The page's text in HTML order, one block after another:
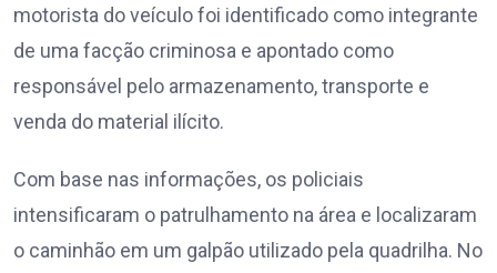
motorista do veículo foi identificado como integrante
de uma facção criminosa e apontado como
responsável pelo armazenamento, transporte e
venda do material ilícito.
Com base nas informações, os policiais
intensificaram o patrulhamento na área e localizaram
o caminhão em um galpão utilizado pela quadrilha. No